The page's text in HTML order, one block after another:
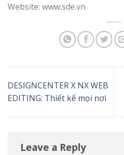
Website: www.sde.vn
DESIGNCENTER X NX WEB
EDITING: Thiết kế mọi nơi
Leave a Reply